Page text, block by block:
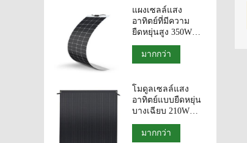
แผงเซลล์แสง
อาทิตย์ที่มีความ
ยืดหยุ่นสูง 350W
360W 365W 370W
375W จากประเทศ
จีน
มากกว่า
โมดูลเซลล์แสง
อาทิตย์แบบยืดหยุ่น
บางเฉียบ 210W
อาทิตย์ประสิทธิภาพ
มากกว่า